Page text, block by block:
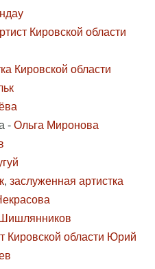
Кировской области
Кировской области
- Ольга Миронова
, заслуженная артистка
Кировской области Юрий